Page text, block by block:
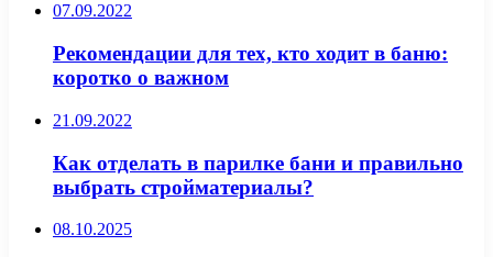
07.09.2022
Рекомендации для тех, кто ходит в баню:
коротко о важном
21.09.2022
Как отделать в парилке бани и правильно
выбрать стройматериалы?
08.10.2025